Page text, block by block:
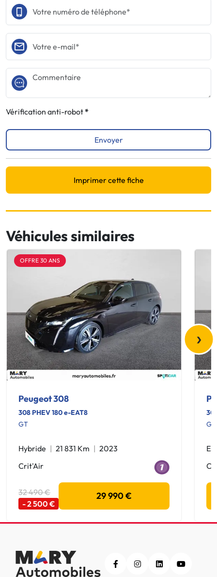
Vérification anti-robot
Envoyer
Imprimer cette fiche
Véhicules similaires
OFFRE 30 ANS
Peugeot 308
308 PHEV 180 e-EAT8
GT
Hybride 21 831 Km
2023
Crit'Air
32 490 €
- 2 500 €
29 990 €
GT
›